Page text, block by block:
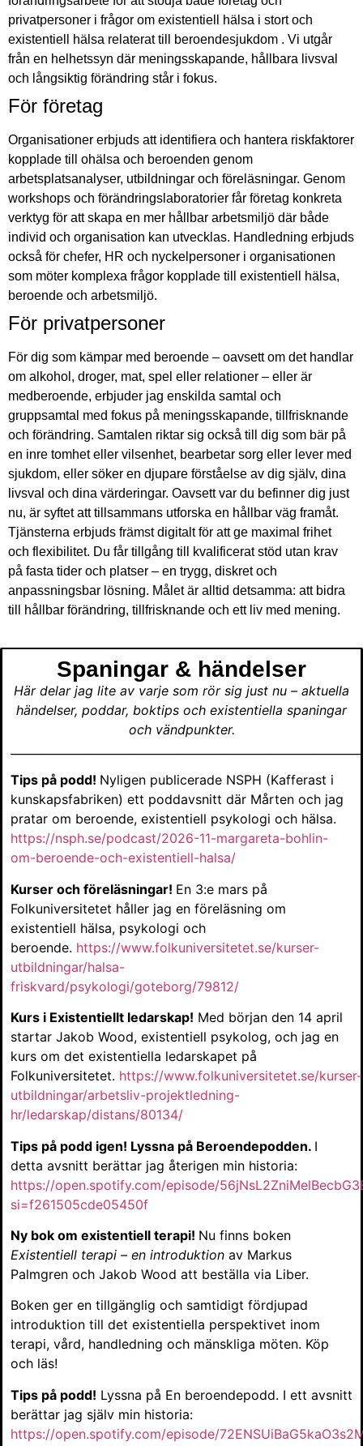
privatpersoner i frågor om existentiell hälsa i stort och
existentiell hälsa relaterat till beroendesjukdom . Vi utgår
från en helhetssyn där meningsskapande, hållbara livsval
och långsiktig förändring står i fokus.
För företag
Organisationer erbjuds att identifiera och hantera riskfaktorer
kopplade till ohälsa och beroenden genom
arbetsplatsanalyser, utbildningar och föreläsningar. Genom
workshops och förändringslaboratorier får företag konkreta
verktyg för att skapa en mer hållbar arbetsmiljö där både
individ och organisation kan utvecklas. Handledning erbjuds
också för chefer, HR och nyckelpersoner i organisationen
som möter komplexa frågor kopplade till existentiell hälsa,
beroende och arbetsmiljö.
För privatpersoner
För dig som kämpar med beroende – oavsett om det handlar
om alkohol, droger, mat, spel eller relationer – eller är
medberoende, erbjuder jag enskilda samtal och
gruppsamtal med fokus på meningsskapande, tillfrisknande
och förändring. Samtalen riktar sig också till dig som bär på
en inre tomhet eller vilsenhet, bearbetar sorg eller lever med
sjukdom, eller söker en djupare förståelse av dig själv, dina
livsval och dina värderingar. Oavsett var du befinner dig just
nu, är syftet att tillsammans utforska en hållbar väg framåt.
Tjänsterna erbjuds främst digitalt för att ge maximal frihet
och flexibilitet. Du får tillgång till kvalificerat stöd utan krav
på fasta tider och platser – en trygg, diskret och
anpassningsbar lösning. Målet är alltid detsamma: att bidra
till hållbar förändring, tillfrisknande och ett liv med mening.
Spaningar & händelser
Här delar jag lite av varje som rör sig just nu – aktuella
händelser, poddar, boktips och existentiella spaningar
och vändpunkter.
Tips på podd! Nyligen publicerade NSPH (Kafferast i
kunskapsfabriken) ett poddavsnitt där Mårten och jag
pratar om beroende, existentiell psykologi och hälsa.
https://nsph.se/podcast/2026-11-margareta-bohlin-
om-beroende-och-existentiell-halsa/
Kurser och föreläsningar! En 3:e mars på
Folkuniversitetet håller jag en föreläsning om
existentiell hälsa, psykologi och
beroende. https://www.folkuniversitetet.se/kurser-
utbildningar/halsa-
friskvard/psykologi/goteborg/79812/
Kurs i Existentiellt ledarskap! Med början den 14 april
startar Jakob Wood, existentiell psykolog, och jag en
kurs om det existentiella ledarskapet på
Folkuniversitetet. https://www.folkuniversitetet.se/kurser-
utbildningar/arbetsliv-projektledning-
hr/ledarskap/distans/80134/
Tips på podd igen! Lyssna på Beroendepodden. I
detta avsnitt berättar jag återigen min historia:
https://open.spotify.com/episode/
si=f261505cde05450f
Ny bok om existentiell terapi! Nu finns boken
Existentiell terapi – en introduktion av Markus
Palmgren och Jakob Wood att beställa via Liber.
Boken ger en tillgänglig och samtidigt fördjupad
introduktion till det existentiella perspektivet inom
terapi, vård, handledning och mänskliga möten. Köp
och läs!
Tips på podd! Lyssna på En beroendepodd. I ett avsnitt
berättar jag själv min historia:
https://open.spotify.com/episode/